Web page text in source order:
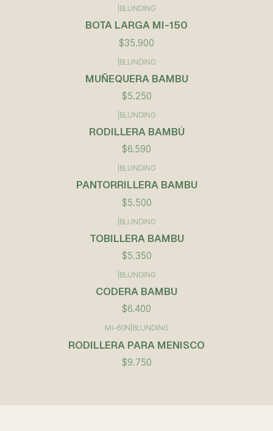
BLUNDING
BOTA LARGA MI-150
$35.900
BLUNDING
MUÑEQUERA BAMBU
$5.250
BLUNDING
RODILLERA BAMBÚ
$6.590
BLUNDING
PANTORRILLERA BAMBU
$5.500
BLUNDING
TOBILLERA BAMBU
$5.350
BLUNDING
CODERA BAMBU
$6.400
MI-60N BLUNDING
RODILLERA PARA MENISCO
$9.750